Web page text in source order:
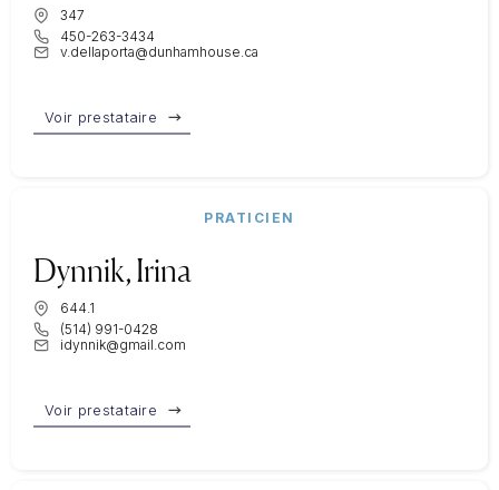
347
450-263-3434
v.dellaporta@dunhamhouse.ca
Voir prestataire
PRATICIEN
Dynnik, Irina
644.1
(514) 991-0428
idynnik@gmail.com
Voir prestataire